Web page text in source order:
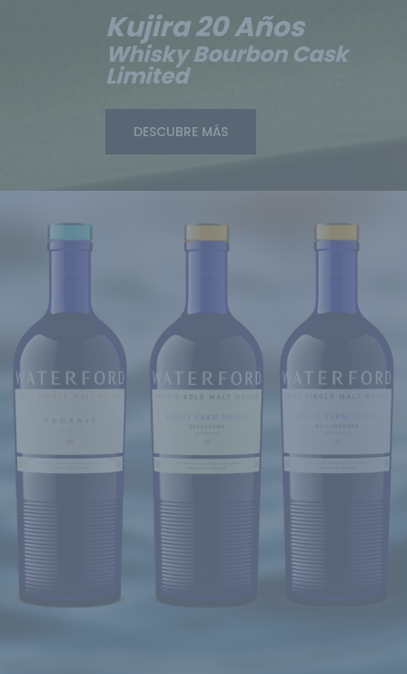
Kujira 20 Años
Whisky Bourbon Cask
Limited
DESCUBRE MÁS